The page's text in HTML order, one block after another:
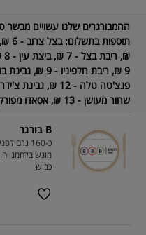
ההמבורגרים שלנו עשויים מבשר
תוספות בתשלום:
שחור מעושן - 13 ₪, אסאדו מפורק - 13 ₪.
B בורגר
כ-160 גרם לפני צלייה
מוגש
כבוש